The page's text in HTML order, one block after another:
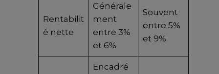
Rentabilit
é nette
Générale
ment
entre 3%
et 6%
Souvent
entre 5%
et 9%
Encadré